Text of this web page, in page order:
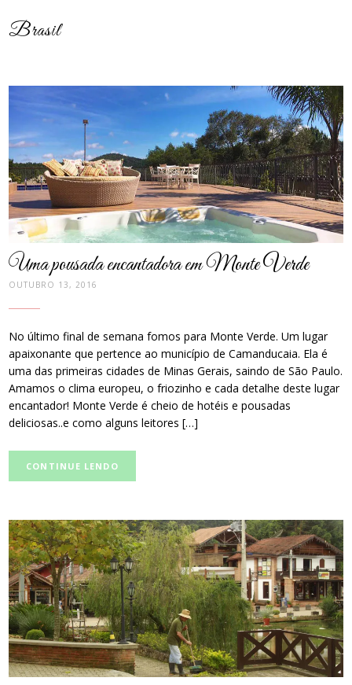
Brasil
Uma pousada encantadora em Monte Verde
OUTUBRO 13, 2016
No último final de semana fomos para Monte Verde. Um lugar
apaixonante que pertence ao município de Camanducaia. Ela é
uma das primeiras cidades de Minas Gerais, saindo de São Paulo.
Amamos o clima europeu, o friozinho e cada detalhe deste lugar
encantador! Monte Verde é cheio de hotéis e pousadas
deliciosas..e como alguns leitores […]
CONTINUE LENDO
post
thumbnail